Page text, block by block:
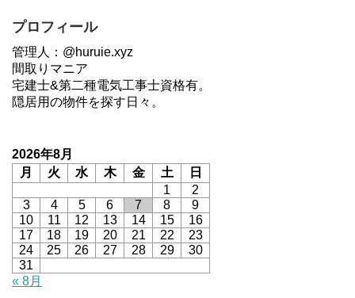
プロフィール
管理人：@huruie.xyz
間取りマニア
宅建士&第二種電気工事士資格有。
隠居用の物件を探す日々。
2026年8月
月
火 水 木 金 土
日
1
2
3
4 5 6 7 8
9
10
11 12 13 14 15
16
17
18 19 20 21 22
23
24
25 26 27 28 29
30
31
« 8月